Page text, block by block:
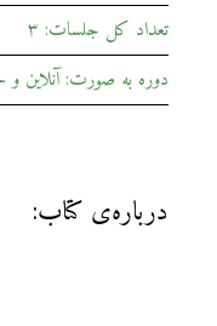
تعداد کل جلسات: ۳
دوره به صورت: آنلاین
درباره‌ی کتاب: